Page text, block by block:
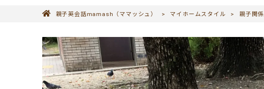
親子英会話mamash（ママッシュ） > マイホームスタイル > 親子関係